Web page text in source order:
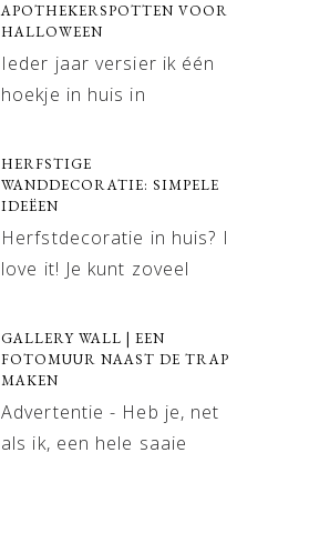
APOTHEKERSPOTTEN VOOR
HALLOWEEN
Ieder jaar versier ik één
hoekje in huis in
HERFSTIGE
WANDDECORATIE: SIMPELE
IDEËEN
Herfstdecoratie in huis? I
love it! Je kunt zoveel
GALLERY WALL | EEN
FOTOMUUR NAAST DE TRAP
MAKEN
Advertentie - Heb je, net
als ik, een hele saaie